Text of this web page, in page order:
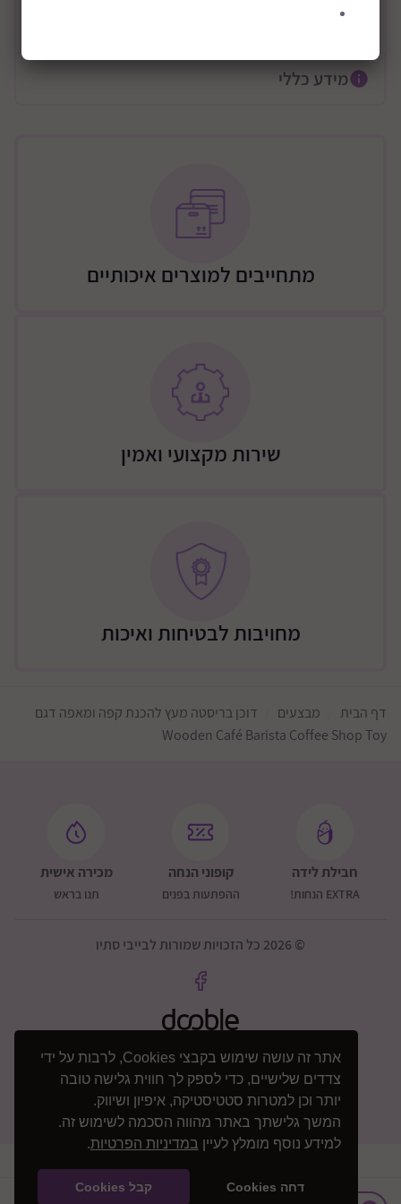
אתר זה עושה שימוש בקבצי Cookies, לרבות על ידי
צדדים שלישיים, כדי לספק לך חווית גלישה טובה
יותר וכן למטרות סטטיסטיקה, איפיון ושיווק.
המשך גלישתך באתר מהווה הסכמה לשימוש זה.
למידע נוסף מומלץ לעיין במדיניות הפרטיות.
דחה Cookies קבל Cookies
תפריט רב פעמי, כרטיס אשראי ולוח מגנטי מחיק המשמש
כקופה.
עשוי מעת איכותי ועמיד הנשמר לאורך זמן.
מידע כללי
מתחייבים למוצרים איכותיים
שירות מקצועי ואמין
מחויבות לבטיחות ואיכות
דף הבית מבצעים
דוכן בריסטה מעץ להכנת קפה ומאפה דגם
Wooden Café Barista Coffee Shop Toy
חבילת לידה
EXTRA הנחות!
קופוני הנחה
ההפתעות בפנים
מכירה אישית
תנו בראש
© 2026 כל הזכויות שמורות לבייבי סתיו